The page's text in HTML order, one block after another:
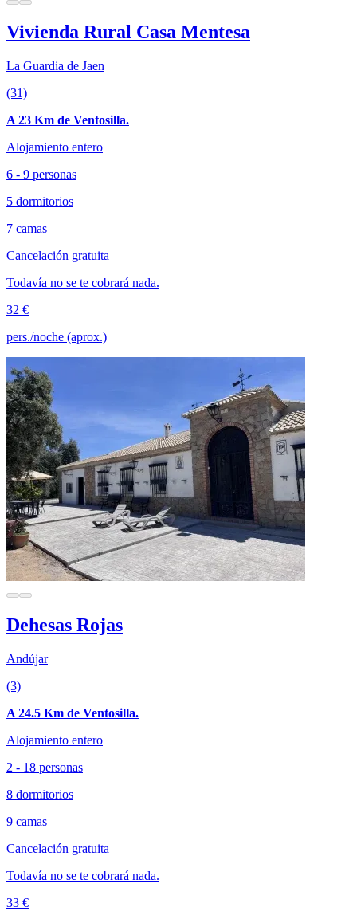
Vivienda Rural Casa Mentesa
La Guardia de Jaen
(31)
A 23 Km de Ventosilla.
Alojamiento entero
6 - 9 personas
5 dormitorios
7 camas
Cancelación gratuita
Todavía no se te cobrará nada.
32 €
pers./noche (aprox.)
Dehesas Rojas
Andújar
(3)
A 24.5 Km de Ventosilla.
Alojamiento entero
2 - 18 personas
8 dormitorios
9 camas
Cancelación gratuita
Todavía no se te cobrará nada.
33 €